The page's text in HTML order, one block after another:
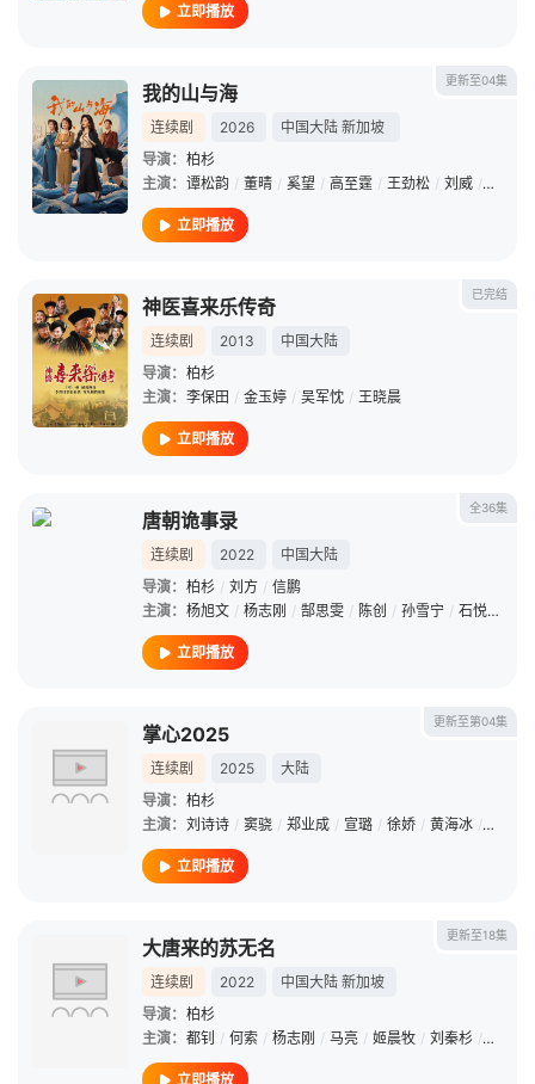
立即播放
更新至04集
我的山与海
连续剧 2026 中国大陆 新加坡
导演： 柏杉
主演： 谭松韵 / 董晴 / 奚望 / 高至霆 / 王劲松 / 刘威 / 石云鹏
立即播放
已完结
神医喜来乐传奇
连续剧 2013
中国大陆
导演： 柏杉
主演： 李保田 / 金玉婷 / 吴军忱 / 王晓晨
立即播放
全36集
唐朝诡事录
连续剧 2022
中国大陆
导演： 柏杉 / 刘方 / 信鹏
主演： 杨旭文 / 杨志刚 / 郜思雯 / 陈创 / 孙雪宁 / 石悦安鑫
立即播放
更新至第04集
掌心2025
连续剧 2025
大陆
导演： 柏杉
主演： 刘诗诗 / 窦骁 / 郑业成 / 宣璐 / 徐娇 / 黄海冰 / 丁洁
立即播放
更新至18集
大唐来的苏无名
连续剧 2022 中国大陆 新加坡
导演： 柏杉
主演： 都钊 / 何索 / 杨志刚 / 马亮 / 姬晨牧 / 刘秦杉 / 郜思雯
立即播放